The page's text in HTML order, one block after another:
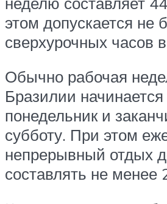
этом допускается не
сверхурочных часов
Обычно рабочая
Бразилии начинается
понедельник и
субботу. При этом
непрерывный отдых
составлять не менее